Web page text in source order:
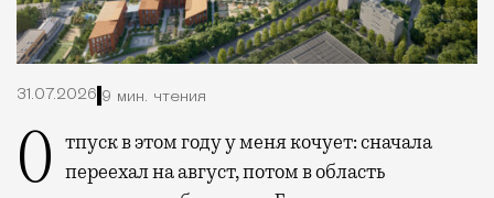
31.07.2026 9 мин. чтения
Отпуск в этом году у меня кочует: сначала переехал на август, потом в область